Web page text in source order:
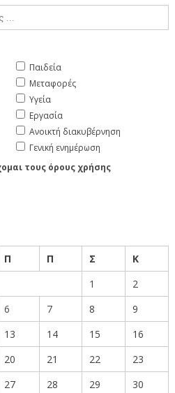
Παιδεία
Μεταφορές
Υγεία
Εργασία
Ανοικτή διακυβέρνηση
Γενική ενημέρωση
τους όρους χρήσης
Π Π Σ
Κ
1
2
6 7 8
9
13 14 15
16
20 21 22
23
27 28 29
30